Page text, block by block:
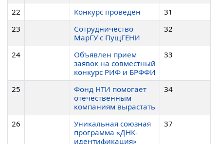
22 Конкурс проведен
31
23
Сотрудничество
МарГУ с ПущГЕНИ
32
24
Объявлен прием
заявок на совместный
конкурс РИФ и БРФФИ
33
25
Фонд НТИ помогает
отечественным
компаниям вырастать
34
26
Уникальная союзная
программа «ДНК-
идентификация»
37